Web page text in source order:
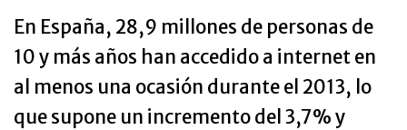
En España, 28,9 millones de personas de
10 y más años han accedido a internet en
al menos una ocasión durante el 2013, lo
que supone un incremento del 3,7% y